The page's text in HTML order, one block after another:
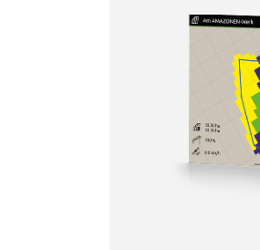
Avec l’Appli
traités au
Commencer
Application
permet